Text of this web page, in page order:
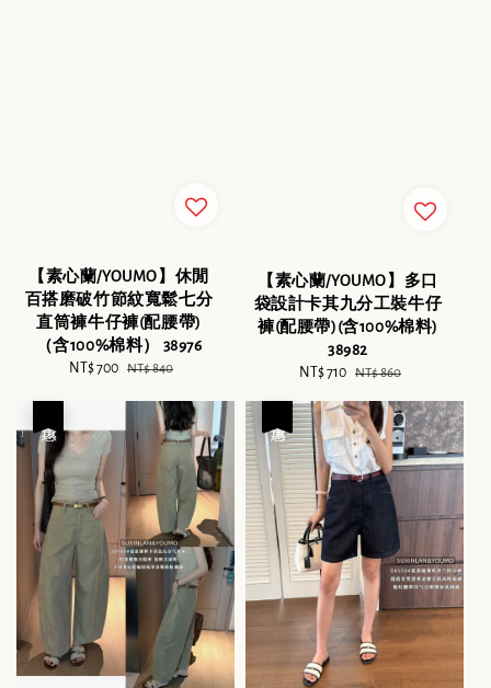
【素心蘭/YOUMO】休閒
百搭磨破竹節紋寬鬆七分
直筒褲牛仔褲(配腰帶)
（含100%棉料） 38976
Sale
NT$ 700 Regular
NT$ 840
【素心蘭/YOUMO】多口
袋設計卡其九分工裝牛仔
褲(配腰帶)(含100%棉料)
38982
Sale
NT$ 710 Regular
NT$ 860